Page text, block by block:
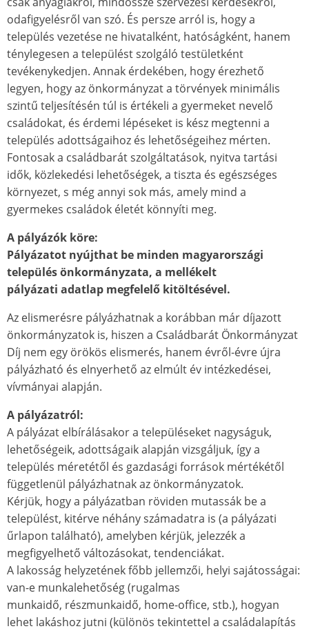
odafigyelésről van szó. És persze arról is, hogy a
település vezetése ne hivatalként, hatóságként, hanem
ténylegesen a települést szolgáló testületként
tevékenykedjen. Annak érdekében, hogy érezhető
legyen, hogy az önkormányzat a törvények minimális
szintű teljesítésén túl is értékeli a gyermeket nevelő
családokat, és érdemi lépéseket is kész megtenni a
település adottságaihoz és lehetőségeihez mérten.
Fontosak a családbarát szolgáltatások, nyitva tartási
idők, közlekedési lehetőségek, a tiszta és egészséges
környezet, s még annyi sok más, amely mind a
gyermekes családok életét könnyíti meg.
A pályázók köre:
Pályázatot nyújthat be minden magyarországi
település önkormányzata, a mellékelt
pályázati adatlap megfelelő kitöltésével.
Az elismerésre pályázhatnak a korábban már díjazott
önkormányzatok is, hiszen a Családbarát Önkormányzat
Díj nem egy örökös elismerés, hanem évről-évre újra
pályázható és elnyerhető az elmúlt év intézkedései,
vívmányai alapján.
A pályázatról:
A pályázat elbírálásakor a településeket nagyságuk,
lehetőségeik, adottságaik alapján vizsgáljuk, így a
település méretétől és gazdasági források mértékétől
függetlenül pályázhatnak az önkormányzatok.
Kérjük, hogy a pályázatban röviden mutassák be a
települést, kitérve néhány számadatra is (a pályázati
űrlapon található), amelyben kérjük, jelezzék a
megfigyelhető változásokat, tendenciákat.
A lakosság helyzetének főbb jellemzői, helyi sajátosságai:
van-e munkalehetőség (rugalmas
munkaidő, részmunkaidő, home-office, stb.), hogyan
lehet lakáshoz jutni (különös tekintettel a családalapítás